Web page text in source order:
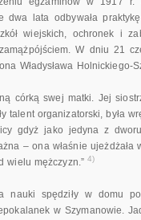
dwa lata odbywała
wiejskich, ochronek i
W dniu 21
Władysława Holnickiego-
córką swej matki. Jej
talent organizatorski, była
gdyż jako jedyna z
– ona właśnie
wielu mężczyzn.”4)
nauki spędziły w domu
w Szymanowie.